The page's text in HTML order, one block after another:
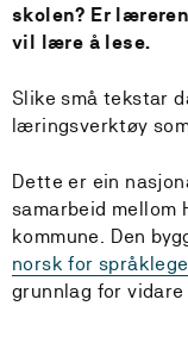
skolen? Er
vil lære å lese.
Slike små tekstar
læringsverktøy
Dette er ein
samarbeid mellom
kommune. Den
norsk for
grunnlag for